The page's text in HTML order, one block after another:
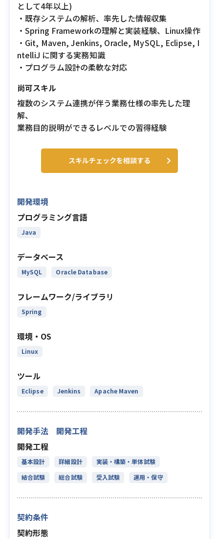
として4年以上)
・既存システムの解析、率先した情報収集
・Spring Frameworkの理解と実装経験、Linux操作
・Git, Maven, Jenkins, Oracle, MySQL, Eclipse, I
ntelliJ に関する実務知識
・プログラム設計の柔軟な対応
尚可スキル
複数のシステム連携が伴う業務仕様の率先した理
解、
業務目的説明ができるレベルでの習得経験
スキルチェックを相談する
開発環境
プログラミング言語
Java
データベース
MySQL Oracle Database
フレームワーク/ライブラリ
Spring
環境・OS
Linux
ツール
Eclipse Jenkins Apache Maven
開発手法 開発工程
開発工程
基本設計 詳細設計
実装・構築・単体試験
結合試験
総合試験 受入試験 運用・保守
契約条件
契約形態